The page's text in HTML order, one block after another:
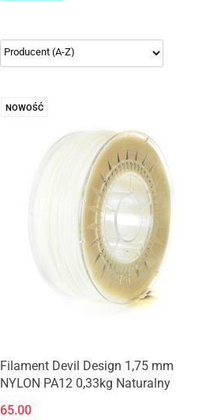
NOWOŚĆ
Produkt niedostępny
Filament Devil Design 1,75 mm
NYLON PA12 0,33kg Naturalny
65.00